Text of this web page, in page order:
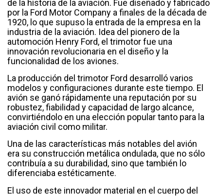
de la historia de la aviación. Fue diseñado y fabricado
por la Ford Motor Company a finales de la década de
1920, lo que supuso la entrada de la empresa en la
industria de la aviación. Idea del pionero de la
automoción Henry Ford, el trimotor fue una
innovación revolucionaria en el diseño y la
funcionalidad de los aviones.
La producción del trimotor Ford desarrolló varios
modelos y configuraciones durante este tiempo. El
avión se ganó rápidamente una reputación por su
robustez, fiabilidad y capacidad de largo alcance,
convirtiéndolo en una elección popular tanto para la
aviación civil como militar.
Una de las características más notables del avión
era su construcción metálica ondulada, que no sólo
contribuía a su durabilidad, sino que también lo
diferenciaba estéticamente.
El uso de este innovador material en el cuerpo del